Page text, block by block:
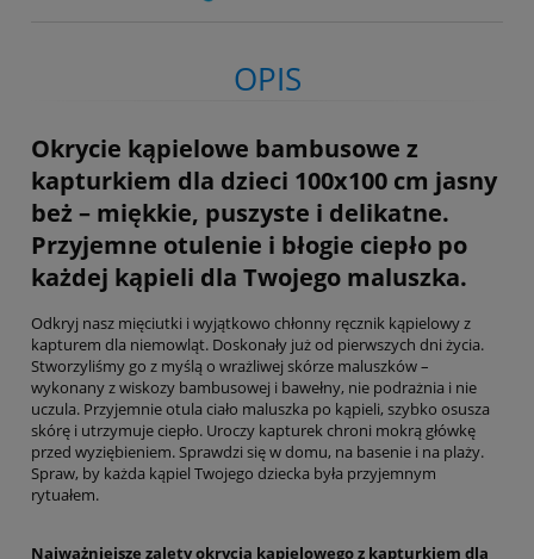
OPIS
Okrycie kąpielowe bambusowe z
kapturkiem dla dzieci 100x100 cm jasny
beż – miękkie, puszyste i delikatne.
Przyjemne otulenie i błogie ciepło po
każdej kąpieli dla Twojego maluszka.
Odkryj nasz mięciutki i wyjątkowo chłonny ręcznik kąpielowy z
kapturem dla niemowląt. Doskonały już od pierwszych dni życia.
Stworzyliśmy go z myślą o wrażliwej skórze maluszków –
wykonany z wiskozy bambusowej i bawełny, nie podrażnia i nie
uczula. Przyjemnie otula ciało maluszka po kąpieli, szybko osusza
skórę i utrzymuje ciepło. Uroczy kapturek chroni mokrą główkę
przed wyziębieniem. Sprawdzi się w domu, na basenie i na plaży.
Spraw, by każda kąpiel Twojego dziecka była przyjemnym
rytuałem.
Najważniejsze zalety okrycia kąpielowego z kapturkiem dla